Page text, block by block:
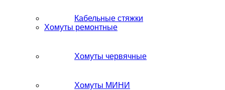
Кабельные стяжки
Хомуты ремонтные
Хомуты червячные
Хомуты МИНИ